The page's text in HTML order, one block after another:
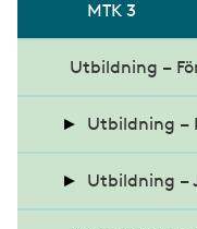
Safe
MTK 3
Utbildning –
Utbildning –
Utbildning –